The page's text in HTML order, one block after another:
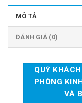
MÔ TẢ
ĐÁNH GIÁ (0)
QUÝ
PHÒNG
VÀ